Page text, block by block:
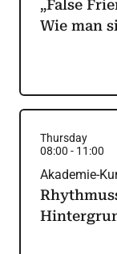
„False
Wie man
Thursday
08:00 - 11:00
Akademie-